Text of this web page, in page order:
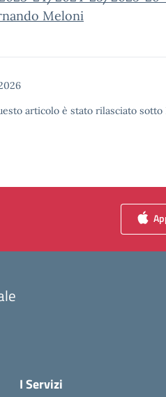
Meloni
articolo è stato rilasciato
I Servizi